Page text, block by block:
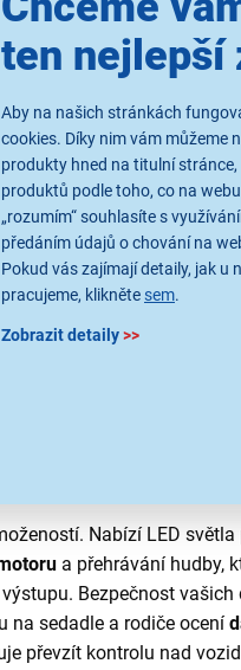
ten nejlepší
Aby na našich stránkách
cookies. Díky nim vám můžeme
produkty hned na titulní
produktů podle toho, co na
„rozumím“ souhlasíte s
předáním údajů o chování na
Pokud vás zajímají detaily, jak u
pracujeme, klikněte sem.
Zobrazit detaily>>
Nabízí LED světla
a přehrávání hudby,
Bezpečnost vašich
na sedadle a rodiče ocení
převzít kontrolu nad